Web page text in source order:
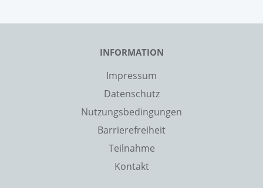
INFORMATION
Impressum
Datenschutz
Nutzungsbedingungen
Barrierefreiheit
Teilnahme
Kontakt